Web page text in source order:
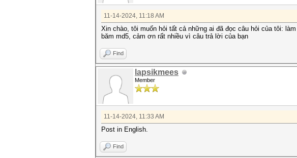
11-14-2024, 11:18 AM
Xin chào, tôi muốn hỏi tất cả những ai đã đọc câu hỏi của tôi:
băm md5, cảm ơn rất nhiều vì câu trả lời của bạn
Find
lapsikmees
Member
11-14-2024, 11:33 AM
Post in English.
Find